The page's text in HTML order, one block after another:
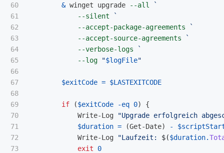
60
61
62
63
64
65
66
67
68
69
70
71
72
73
& winget upgrade --all
--silent
--accept-package-agreements
--accept-source-agreements
--verbose-logs
--log
"$logFile"
$exitCode = $LASTEXITCODE
if ($exitCode -eq 0)
{
Write-Log
"Upgrade erfolgreich
$duration = (Get-Date) -
Write-Log
"Laufzeit: $($duration.
exit
0